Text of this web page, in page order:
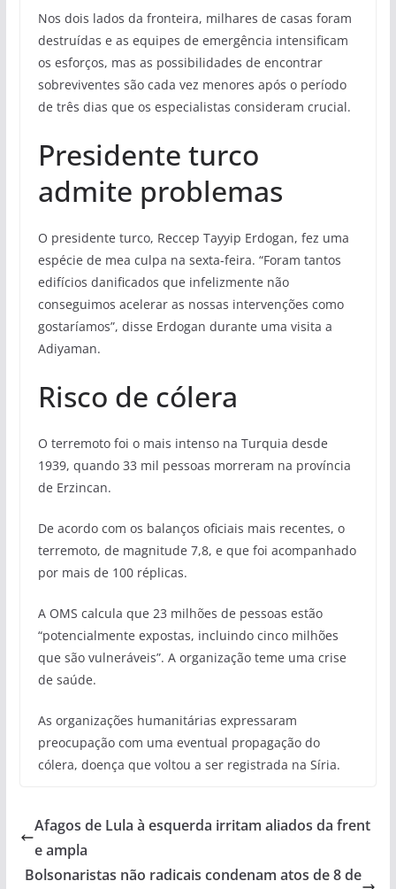
Nos dois lados da fronteira, milhares de casas foram
destruídas e as equipes de emergência intensificam
os esforços, mas as possibilidades de encontrar
sobreviventes são cada vez menores após o período
de três dias que os especialistas consideram crucial.
Presidente turco
admite problemas
O presidente turco, Reccep Tayyip Erdogan, fez uma
espécie de mea culpa na sexta-feira. “Foram tantos
edifícios danificados que infelizmente não
conseguimos acelerar as nossas intervenções como
gostaríamos”, disse Erdogan durante uma visita a
Adiyaman.
Risco de cólera
O terremoto foi o mais intenso na Turquia desde
1939, quando 33 mil pessoas morreram na província
de Erzincan.
De acordo com os balanços oficiais mais recentes, o
terremoto, de magnitude 7,8, e que foi acompanhado
por mais de 100 réplicas.
A OMS calcula que 23 milhões de pessoas estão
“potencialmente expostas, incluindo cinco milhões
que são vulneráveis”. A organização teme uma crise
de saúde.
As organizações humanitárias expressaram
preocupação com uma eventual propagação do
cólera, doença que voltou a ser registrada na Síria.
Afagos de Lula à esquerda irritam aliados da frent
e ampla
Bolsonaristas não radicais condenam atos de 8 de